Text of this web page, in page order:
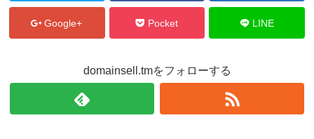
Google+ Pocket LINE
domainsell.tmをフォローする